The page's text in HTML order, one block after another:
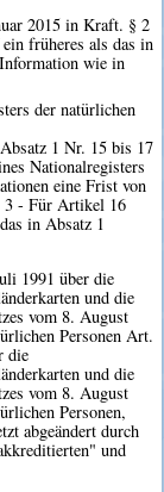
2015 in Kraft. § 2
früheres als das in
wie in
der natürlichen
1 Nr. 15 bis 17
Nationalregisters
eine Frist von
3 - Für Artikel 16
in Absatz 1
1991 über die
und die
vom 8. August
Personen Art.
die
und die
vom 8. August
Personen,
abgeändert durch
und